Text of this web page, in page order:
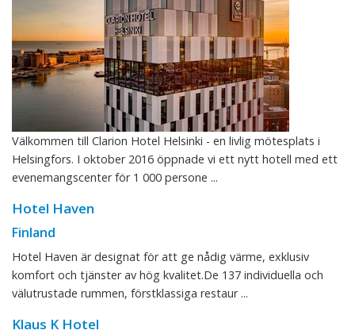
Välkommen till Clarion Hotel Helsinki - en livlig mötesplats i
Helsingfors. I oktober 2016 öppnade vi ett nytt hotell med ett
evenemangscenter för 1 000 persone ...
Hotel Haven
Finland
Hotel Haven är designat för att ge nådig värme, exklusiv
komfort och tjänster av hög kvalitet.De 137 individuella och
välutrustade rummen, förstklassiga restaur ...
Klaus K Hotel